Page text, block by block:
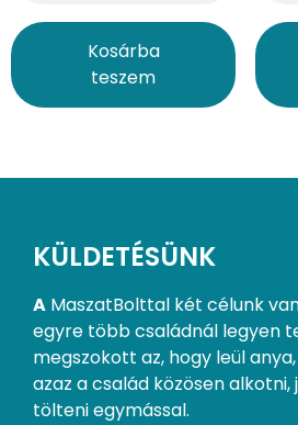
Kosárba
teszem
KÜLDETÉSÜNK
A MaszatBolttal két célunk
egyre több családnál legyen
megszokott az, hogy leül
azaz a család közösen alkotni,
tölteni egymással.